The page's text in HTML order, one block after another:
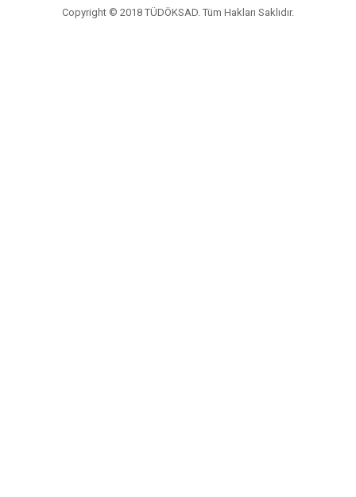
Copyright © 2018 TÜDÖKSAD. Tüm Hakları Saklıdır.